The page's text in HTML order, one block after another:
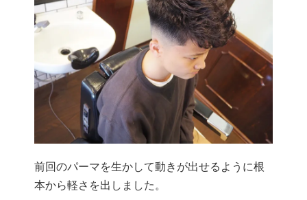
前回のパーマを生かして動きが出せるように根
本から軽さを出しました。